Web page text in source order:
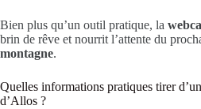
Bien plus qu’un outil pratique, la
brin de rêve et nourrit l’attente du
montagne.
Quelles informations pratiques tirer
d’Allos ?